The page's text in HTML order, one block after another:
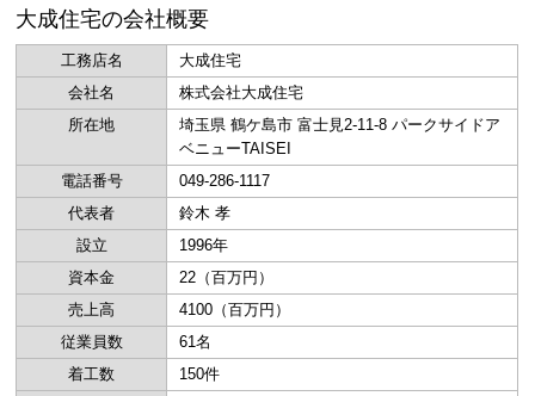
大成住宅の会社概要
工務店名
大成住宅
会社名
株式会社大成住宅
所在地
埼玉県 鶴ケ島市 富士見2-11-8 パークサイドア
ベニューTAISEI
電話番号
049-286-1117
代表者
鈴木 孝
設立
1996年
資本金
22（百万円）
売上高
4100（百万円）
従業員数
61名
着工数
150件